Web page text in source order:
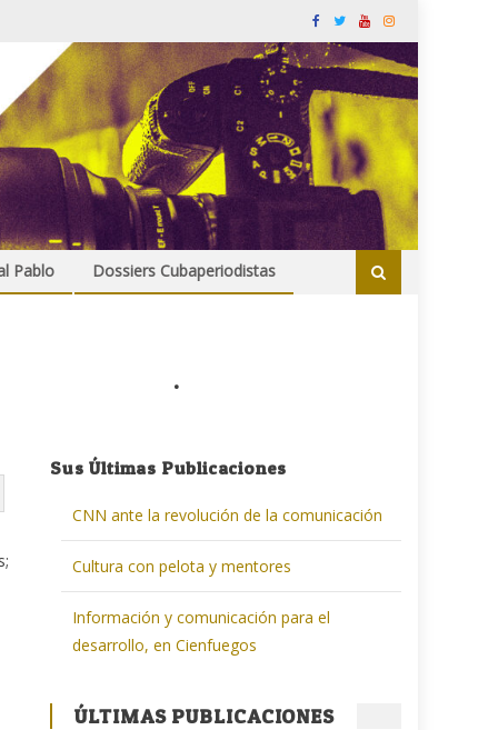
Pablo Dossiers Cubaperiodistas
.
Sus Últimas Publicaciones
CNN ante la revolución de la comunicación
Cultura con pelota y mentores
Información y comunicación para el
desarrollo, en Cienfuegos
ÚLTIMAS PUBLICACIONES